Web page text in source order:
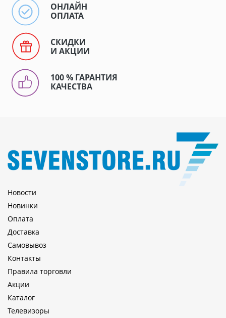
ОНЛАЙН
ОПЛАТА
СКИДКИ
И АКЦИИ
100 % ГАРАНТИЯ
КАЧЕСТВА
Новости
Новинки
Оплата
Доставка
Самовывоз
Контакты
Правила торговли
Акции
Каталог
Телевизоры